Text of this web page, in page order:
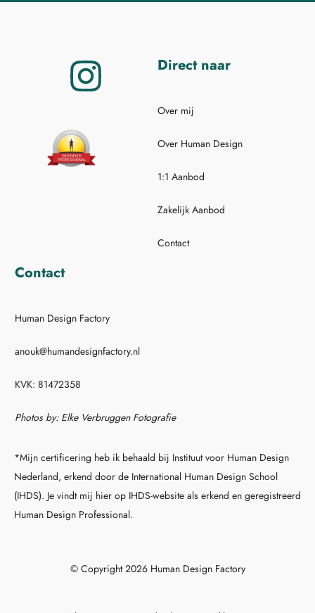
Direct naar
Over mij
Over Human Design
1:1 Aanbod
Zakelijk Aanbod
Contact
Contact
Human Design Factory
anouk@humandesignfactory.nl
KVK: 81472358
Photos by: Elke Verbruggen Fotografie
*Mijn certificering heb ik behaald bij Instituut voor Human Design
Nederland, erkend door de International Human Design School
(IHDS). Je vindt mij hier op IHDS-website als erkend en geregistreerd
Human Design Professional.
© Copyright 2026 Human Design Factory